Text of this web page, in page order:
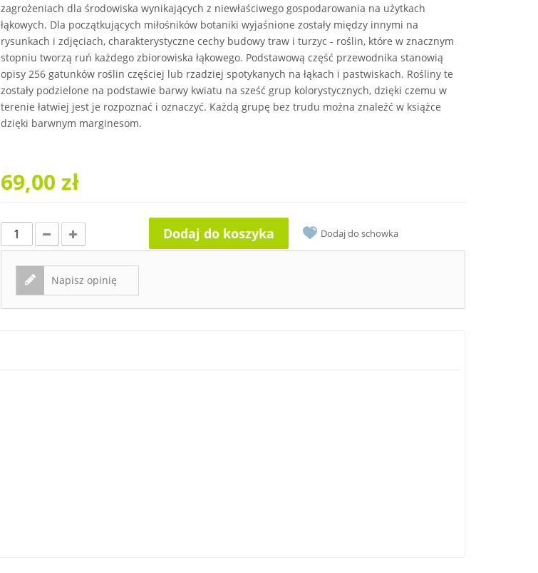
zagrożeniach dla środowiska wynikających z niewłaściwego gospodarowania na użytkach
łąkowych. Dla początkujących miłośników botaniki wyjaśnione zostały między innymi na
rysunkach i zdjęciach, charakterystyczne cechy budowy traw i turzyc - roślin, które w znacznym
stopniu tworzą ruń każdego zbiorowiska łąkowego. Podstawową część przewodnika stanowią
opisy 256 gatunków roślin częściej lub rzadziej spotykanych na łąkach i pastwiskach. Rośliny te
zostały podzielone na podstawie barwy kwiatu na sześć grup kolorystycznych, dzięki czemu w
terenie łatwiej jest je rozpoznać i oznaczyć. Każdą grupę bez trudu można znaleźć w książce
dzięki barwnym marginesom.
69,00 zł
Dodaj do koszyka Dodaj do schowka
Napisz opinię